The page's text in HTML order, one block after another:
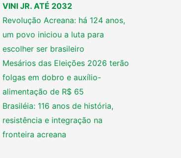
VINI JR. ATÉ 2032
Revolução Acreana: há 124 anos,
um povo iniciou a luta para
escolher ser brasileiro
Mesários das Eleições 2026 terão
folgas em dobro e auxílio-
alimentação de R$ 65
Brasiléia: 116 anos de história,
resistência e integração na
fronteira acreana